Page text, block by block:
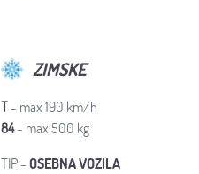
ZIMSKE
T- max 190 km/h
84- max 500 kg
TIP -OSEBNA VOZILA